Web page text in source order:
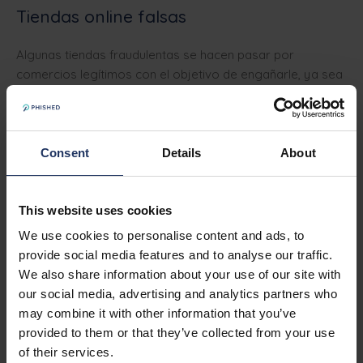
Consent Details About
This website uses cookies
We use cookies to personalise content and ads, to
provide social media features and to analyse our traffic.
We also share information about your use of our site with
our social media, advertising and analytics partners who
may combine it with other information that you’ve
provided to them or that they’ve collected from your use
of their services.
Tiendas online falsas
Algunas tiendas fraudulentas se hacen pasar por
comercios legítimos con el objetivo de engañarle, ya sea
vendiéndole productos que nunca se entregarán o
robando sus datos de pago. ¿Es la primera vez que
compra en una tienda? Investigue un poco:lea opiniones
de otros clientes, asegúrese de que la URL utiliza
HTTPSen lugar de HTTP,
¿ofrecen métodos seguros como PayPal?
Estos pasos pueden ayudarle a identificar si un sitio es
fiable, aunque no son infalibles.
Durante el Black Friday es fundamental proteger su
información,pero recuerde que la misma precaución es
necesaria en su entorno laboral. Las amenazas
cibernéticas están siempre al acecho. Ser consciente de